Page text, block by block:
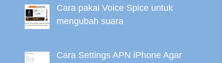
Cara pakai Voice Spice untuk
mengubah suara
Cara Settings APN iPhone Agar